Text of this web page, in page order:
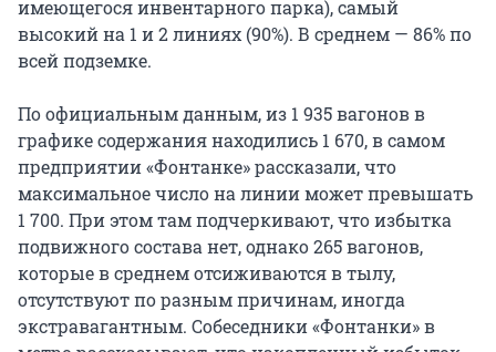
имеющегося инвентарного парка), самый
высокий на 1 и 2 линиях (90%). В среднем — 86% по
всей подземке.
По официальным данным, из 1 935 вагонов в
графике содержания находились 1 670, в самом
предприятии «Фонтанке» рассказали, что
максимальное число на линии может превышать
1 700. При этом там подчеркивают, что избытка
подвижного состава нет, однако 265 вагонов,
которые в среднем отсиживаются в тылу,
отсутствуют по разным причинам, иногда
экстравагантным. Собеседники «Фонтанки» в